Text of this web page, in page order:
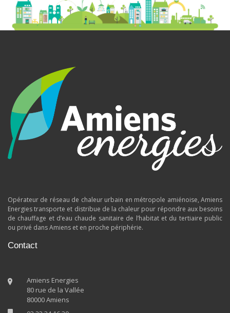
Opérateur de réseau de chaleur urbain en métropole amiénoise, Amiens
Energies transporte et distribue de la chaleur pour répondre aux besoins
de chauffage et d’eau chaude sanitaire de l’habitat et du tertiaire public
ou privé dans Amiens et en proche périphérie.
Contact
Amiens Energies
80 rue de la Vallée
80000 Amiens